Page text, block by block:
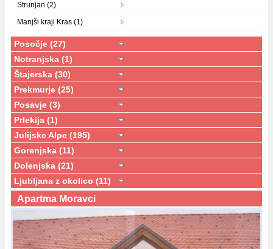
Strunjan (2)
Manjši kraji Kras (1)
Posočje (27)
Notranjska (1)
Štajerska (30)
Prekmurje (25)
Posavje (3)
Prlekija (1)
Julijske Alpe (195)
Gorenjska (11)
Dolenjska (21)
Ljubljana z okolico (11)
Apartma Moravci